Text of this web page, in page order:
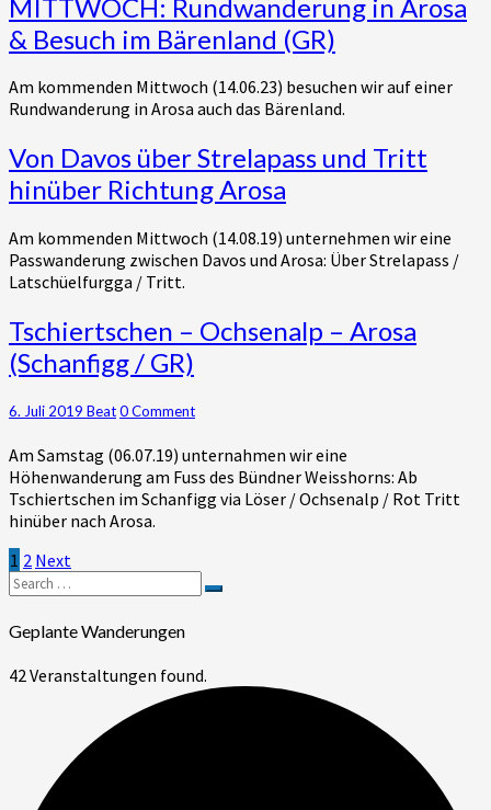
Rundwanderung
in
&
Besuch
Bärenland
(GR)
MITTWOCH: Rundwanderung in Arosa
& Besuch im Bärenland (GR)
Am kommenden Mittwoch (14.06.23) besuchen wir auf einer
Rundwanderung in Arosa auch das Bärenland.
Von
Davos
über
und
Tritt
hinüber
Arosa
Von Davos über Strelapass und Tritt
hinüber Richtung Arosa
Am kommenden Mittwoch (14.08.19) unternehmen wir eine
Passwanderung zwischen Davos und Arosa: Über Strelapass /
Latschüelfurgga / Tritt.
Tschiertschen
–
Ochsenalp
Arosa
/
GR)
Tschiertschen – Ochsenalp – Arosa
(Schanfigg / GR)
6. Juli 2019 BeatComments
0 Comment
Am Samstag (06.07.19) unternahmen wir eine
Höhenwanderung am Fuss des Bündner Weisshorns: Ab
Tschiertschen im Schanfigg via Löser / Ochsenalp / Rot Tritt
hinüber nach Arosa.
Seitennummerierung
der
Beiträge
1 2 Next
Search
for:
Search
Geplante Wanderungen
42 Veranstaltungen found.